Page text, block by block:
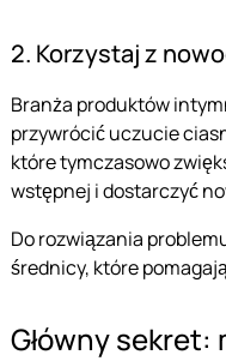
2. Korzystaj z
Branża produktów
przywrócić uczucie
które tymczasowo
wstępnej i dostarczyć
Do rozwiązania
średnicy, które
Główny sekret: